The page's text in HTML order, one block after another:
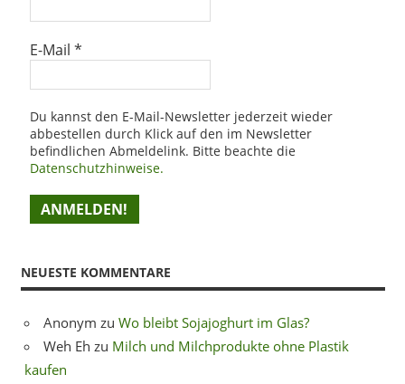
E-Mail *
Du kannst den E-Mail-Newsletter jederzeit wieder
abbestellen durch Klick auf den im Newsletter
befindlichen Abmeldelink. Bitte beachte die
Datenschutzhinweise.
NEUESTE KOMMENTARE
Anonym zu Wo bleibt Sojajoghurt im Glas?
Weh Eh zu Milch und Milchprodukte ohne Plastik
kaufen